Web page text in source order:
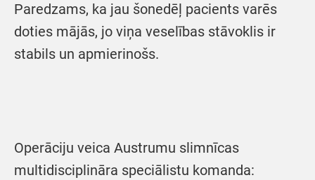
Paredzams, ka jau šonedēļ pacients varēs
doties mājās, jo viņa veselības stāvoklis ir
stabils un apmierinošs.
Operāciju veica Austrumu slimnīcas
multidisciplināra speciālistu komanda: